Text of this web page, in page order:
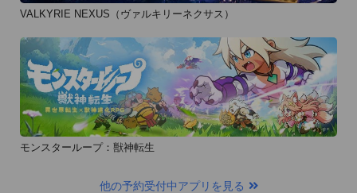
ⓒ GameOn & RAIDMOB Co.,Ltd. All Rights Reserved.
VALKYRIE NEXUS（ヴァルキリーネクサス）
モンスターループ：獣神転生
他の予約受付中アプリを見る